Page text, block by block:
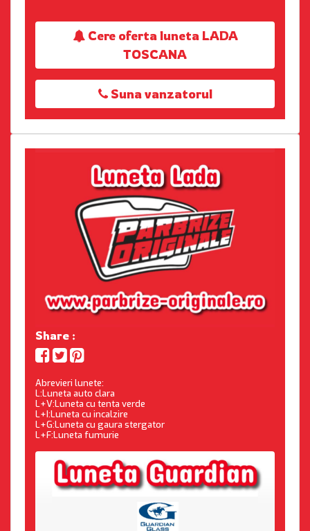
Cere oferta luneta LADA
TOSCANA
Suna vanzatorul
Share :
Abrevieri lunete:
L:Luneta auto clara
L+V:Luneta cu tenta verde
L+I:Luneta cu incalzire
L+G:Luneta cu gaura stergator
L+F:Luneta fumurie